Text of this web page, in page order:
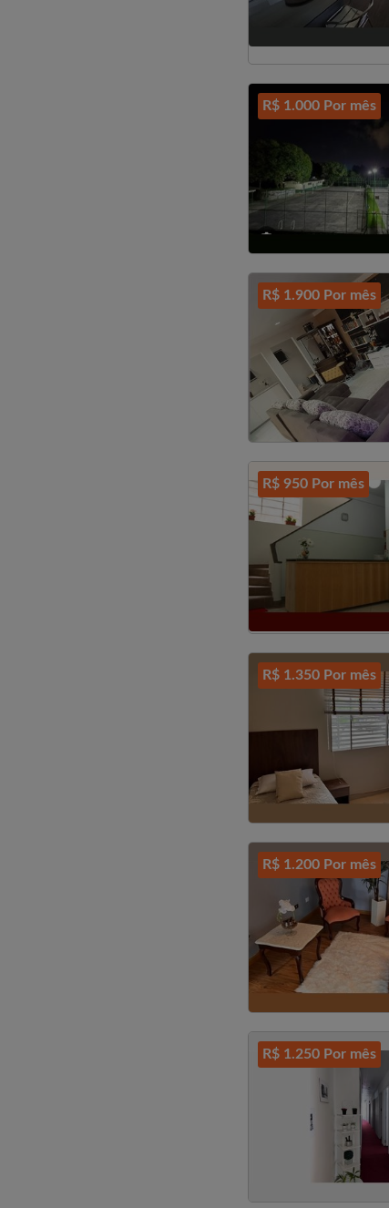
R$ 1.000 Por mês
R$ 1.900 Por mês
R$ 950 Por mês
R$ 1.350 Por mês
R$ 1.200 Por mês
R$ 1.250 Por mês